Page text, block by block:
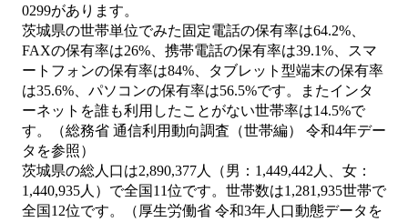
0299があります。
茨城県の世帯単位でみた固定電話の保有率は64.2%、
FAXの保有率は26%、携帯電話の保有率は39.1%、スマ
ートフォンの保有率は84%、タブレット型端末の保有率
は35.6%、パソコンの保有率は56.5%です。またインタ
ーネットを誰も利用したことがない世帯率は14.5%で
す。（総務省 通信利用動向調査（世帯編） 令和4年デー
タを参照）
茨城県の総人口は2,890,377人（男：1,449,442人、女：
1,440,935人）で全国11位です。世帯数は1,281,935世帯で
全国12位です。（厚生労働省 令和3年人口動態データを